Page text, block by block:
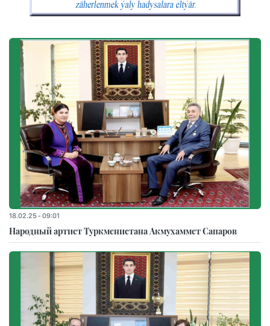
18.02.25 - 09:01
Народный артист Туркменистана Акмухаммет Сапаров